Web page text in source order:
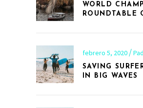
WORLD CHAMP
ROUNDTABLE
febrero 5, 2020
SAVING
IN BIG WAVES